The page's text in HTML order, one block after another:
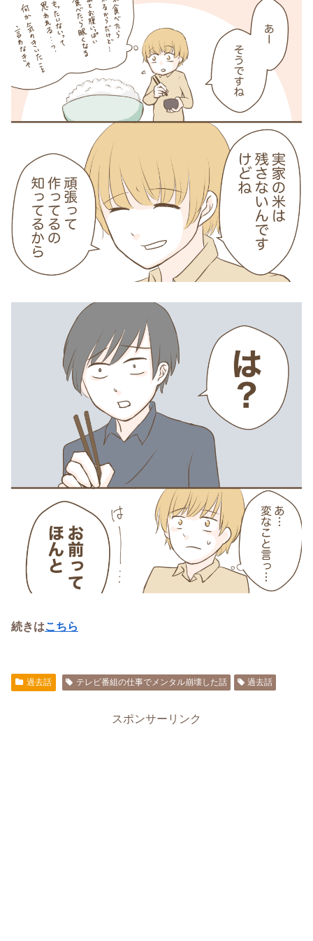
続きはこちら
過去話 テレビ番組の仕事でメンタル崩壊した話 過去話
スポンサーリンク